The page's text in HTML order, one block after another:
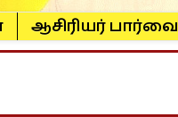
ஆசிரியர் பார்வை